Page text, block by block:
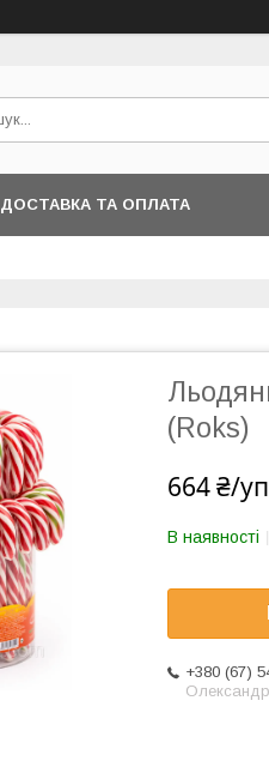
ДОСТАВКА ТА ОПЛАТА
(Roks)
664 ₴/
В наявності
+380 (67)
Олександр